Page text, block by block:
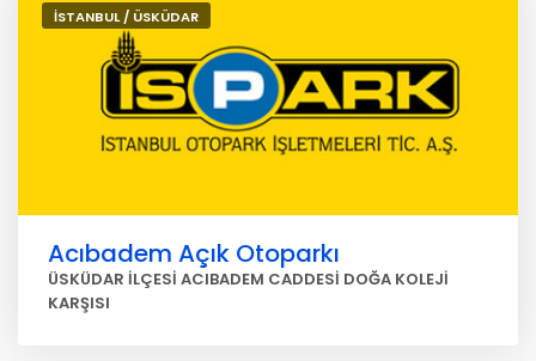
İSTANBUL / ÜSKÜDAR
Acıbadem Açık Otoparkı
ÜSKÜDAR İLÇESİ ACIBADEM CADDESİ DOĞA KOLEJİ
KARŞISI